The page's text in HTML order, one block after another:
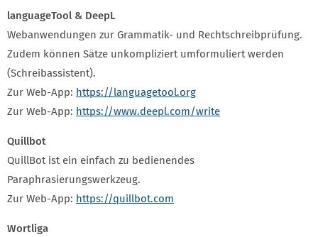
languageTool & DeepL
Webanwendungen zur Grammatik- und Rechtschreibprüfung.
Zudem können Sätze unkompliziert umformuliert werden
(Schreibassistent).
Zur Web-App: https://languagetool.org
Zur Web-App: https://www.deepl.com/write
Quillbot
QuillBot ist ein einfach zu bedienendes
Paraphrasierungswerkzeug.
Zur Web-App: https://quillbot.com
Wortliga